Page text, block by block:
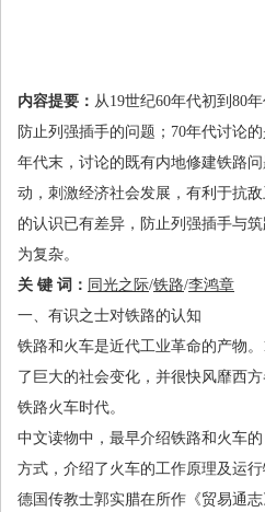
内容提要： 从19世纪60年代初到 80
防止列强插手的问题； 70年代讨论
年代末，讨论的既有内地修建铁路
动，刺激经济社会发展，有利于抗
的认识已有差异，防止列强插手与
为复杂。
关 键 词： 同光之际/铁路/李鸿章
一、有识之士对铁路的认知
铁路和火车是近代工业革命的产物。
了巨大的社会变化，并很快风靡西
铁路火车时代。
中文读物中，最早介绍铁路和火车的
方式，介绍了火车的工作原理及运
德国传教士郭实腊在所作《贸易通